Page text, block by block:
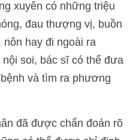
xuyên có những triệu
đau thượng vị, buồn
nôn hay đi ngoài ra
soi, bác sĩ có thể đưa
và tìm ra phương
đã được chẩn đoán rõ